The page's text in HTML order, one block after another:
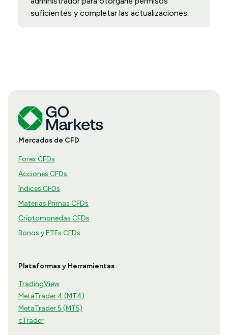
suficientes y completar las actualizaciones.
Mercados de CFD
Forex CFDs
Acciones CFDs
Índices CFDs
Materias Primas CFDs
Criptomonedas CFDs
Bonos y ETFs CFDs
Plataformas y Herramientas
TradingView
MetaTrader 4 (MT4)
MetaTrader 5 (MT5)
cTrader